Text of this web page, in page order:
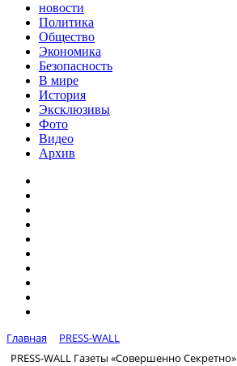
новости
Политика
Общество
Экономика
Безопасность
В мире
История
Эксклюзивы
Фото
Видео
Архив
Главная
PRESS-WALL
PRESS-WALL Газеты «Совершенно Секретно»